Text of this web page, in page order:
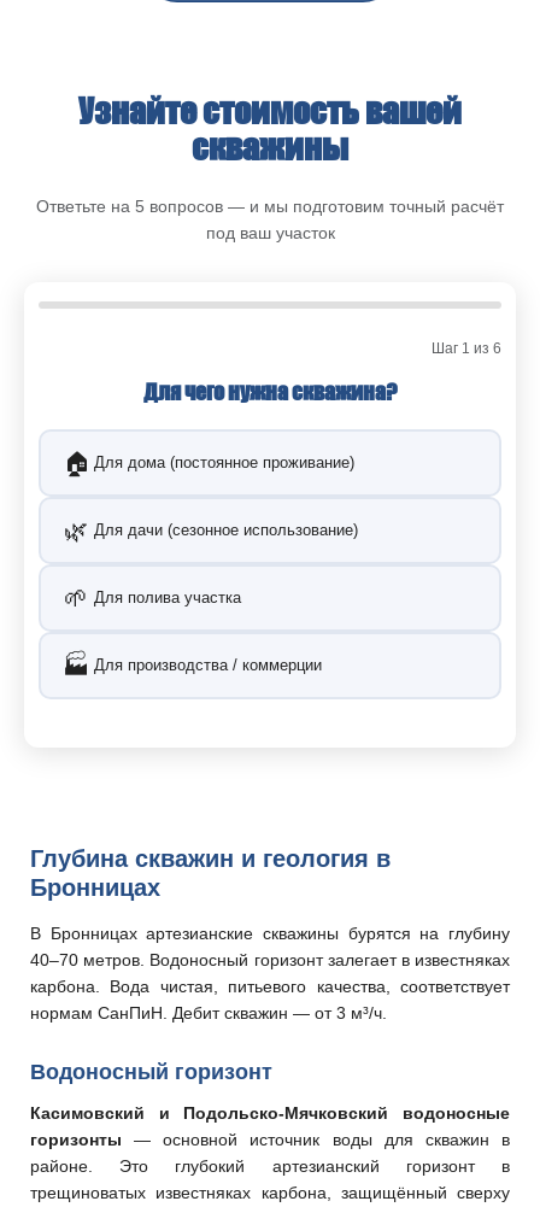
Узнайте стоимость вашей
скважины
Ответьте на 5 вопросов — и мы подготовим точный расчёт
под ваш участок
Шаг 1 из 6
Для чего нужна скважина?
🏠 Для дома (постоянное проживание)
🌿 Для дачи (сезонное использование)
🌱 Для полива участка
🏭 Для производства / коммерции
Глубина скважин и геология в
Бронницах
В Бронницах артезианские скважины бурятся на глубину
40–70 метров. Водоносный горизонт залегает в известняках
карбона. Вода чистая, питьевого качества, соответствует
нормам СанПиН. Дебит скважин — от 3 м³/ч.
Водоносный горизонт
Касимовский и Подольско-Мячковский водоносные
горизонты — основной источник воды для скважин в
районе. Это глубокий артезианский горизонт в
трещиноватых известняках карбона, защищённый сверху